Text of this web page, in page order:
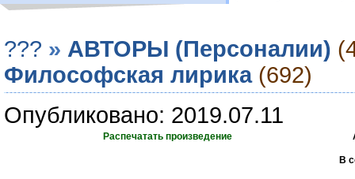
??? » АВТОРЫ (Персоналии)
Философская лирика (692)
Опубликовано: 2019.07.11
Распечатать произведение
В